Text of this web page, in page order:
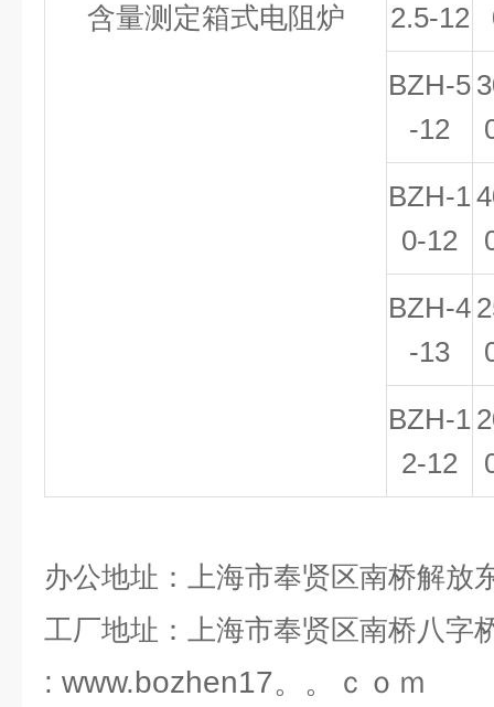
含量测定箱式电阻炉
2.5-12
BZH-5
-12
BZH-1
0-12
BZH-4
-13
BZH-1
2-12
办公地址：上海市奉贤区南桥解放
工厂地址：上海市奉贤区南桥八字
: www.bozhen17。。ｃ